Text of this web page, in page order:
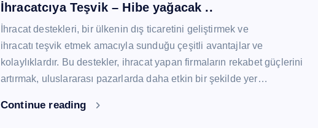
İhracatcıya Teşvik – Hibe yağacak ..
İhracat destekleri, bir ülkenin dış ticaretini geliştirmek ve
ihracatı teşvik etmek amacıyla sunduğu çeşitli avantajlar ve
kolaylıklardır. Bu destekler, ihracat yapan firmaların rekabet güçlerini
artırmak, uluslararası pazarlarda daha etkin bir şekilde yer…
Continue reading